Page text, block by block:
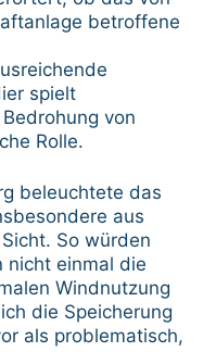
betroffene
spielt
von
Rolle.
beleuchtete das
aus
So würden
nicht einmal die
Windnutzung
die Speicherung
als problematisch,